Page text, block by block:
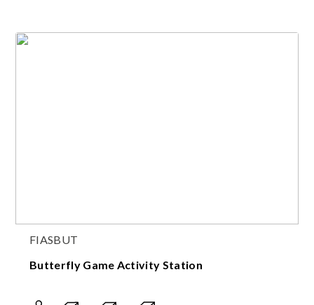
FIASBUT
Butterfly Game Activity Station